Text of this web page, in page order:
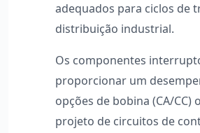
adequados para ciclos de
distribuição industrial.
Os componentes
proporcionar um
opções de bobina (CA/
projeto de circuitos de